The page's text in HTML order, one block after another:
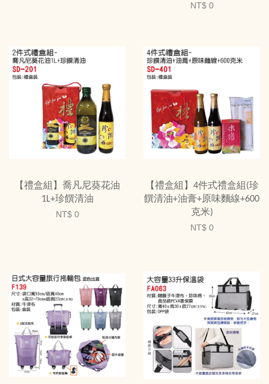
NT$ 0
【禮盒組】喬凡尼葵花油
1L+珍饌清油
NT$ 0
【禮盒組】4件式禮盒組(珍
饌清油+油膏+原味麵線+600
克米)
NT$ 0